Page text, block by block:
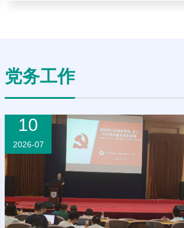
党务工作
10
2026-07